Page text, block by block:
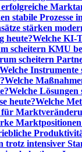
stabile Prozesse
stärken
heute?Welche KI-
scheitern KMU
scheitern
Welche
Welche
Welche
heute?Welche
für
trotz intensiver